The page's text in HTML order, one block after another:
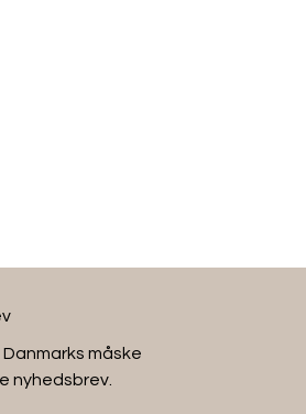
måske
nyhedsbrev.